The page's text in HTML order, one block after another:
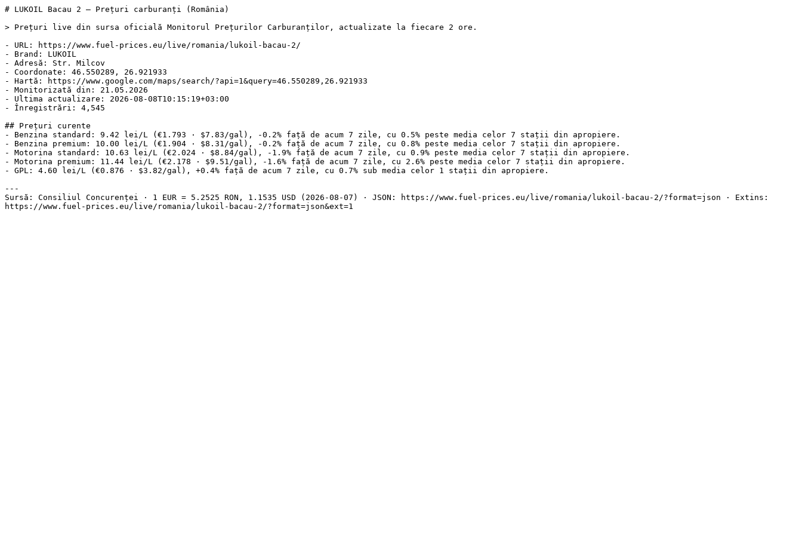
# LUKOIL Bacau 2 — Prețuri carburanți (România)
> Prețuri live din sursa oficială Monitorul Prețurilor Carburanților, actualizate la fiecare 2 ore.
- URL: https://www.fuel-prices.eu/live/romania/lukoil-bacau-2/
- Brand: LUKOIL
- Adresă: Str. Milcov
- Coordonate: 46.550289, 26.921933
- Hartă: https://www.google.com/maps/search/?api=1&query=46.550289,26.921933
- Monitorizată din: 21.05.2026
- Ultima actualizare: 2026-08-08T10:15:19+03:00
- Înregistrări: 4,545
## Prețuri curente
- Benzina standard: 9.42 lei/L (€1.793 · $7.83/gal), -0.2% față de acum 7 zile, cu 0.5% peste media celor 7 stații din apropiere.
- Benzina premium: 10.00 lei/L (€1.904 · $8.31/gal), -0.2% față de acum 7 zile, cu 0.8% peste media celor 7 stații din apropiere.
- Motorina standard: 10.63 lei/L (€2.024 · $8.84/gal), -1.9% față de acum 7 zile, cu 0.9% peste media celor 7 stații din apropiere.
- Motorina premium: 11.44 lei/L (€2.178 · $9.51/gal), -1.6% față de acum 7 zile, cu 2.6% peste media celor 7 stații din apropiere.
- GPL: 4.60 lei/L (€0.876 · $3.82/gal), +0.4% față de acum 7 zile, cu 0.7% sub media celor 1 stații din apropiere.
---
Sursă: Consiliul Concurenței · 1 EUR = 5.2525 RON, 1.1535 USD (2026-08-07) · JSON: https://www.fuel-prices.eu/live/romania/lukoil-bacau-2/?format=json · Extins: